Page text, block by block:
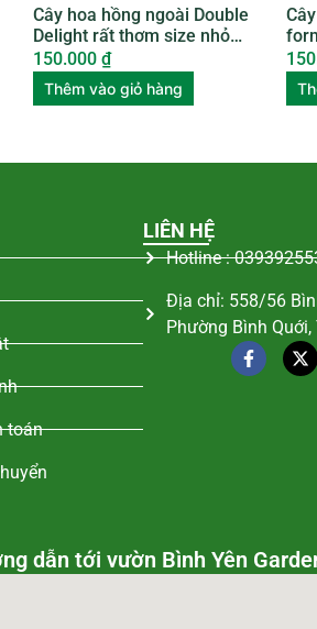
Cây hoa hồng ngoài Double
Delight rất thơm size nhỏ
ROSE007
150.000 ₫
Thêm vào giỏ hàng
toán
LIÊN HỆ
Hotline :
Địa chỉ: 558/56
Phường Bình Quới,
dẫn tới vườn Bình Yên